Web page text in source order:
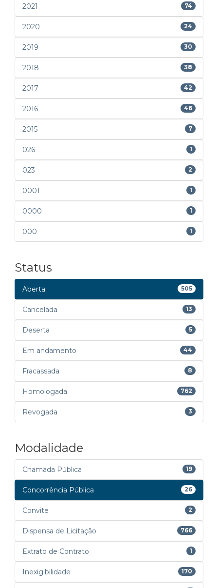
2021 74
2020 24
2019 30
2018 38
2017 42
2016 46
2015 7
026 1
023 2
0001 1
0000 1
000 1
Status
Aberta 505
Cancelada 13
Deserta 5
Em andamento 44
Fracassada 8
Homologada 762
Revogada 3
Modalidade
Chamada Pública 19
Concorrência Pública 26
Convite 2
Dispensa de Licitação 766
Extrato de Contrato 1
Inexigibilidade 170